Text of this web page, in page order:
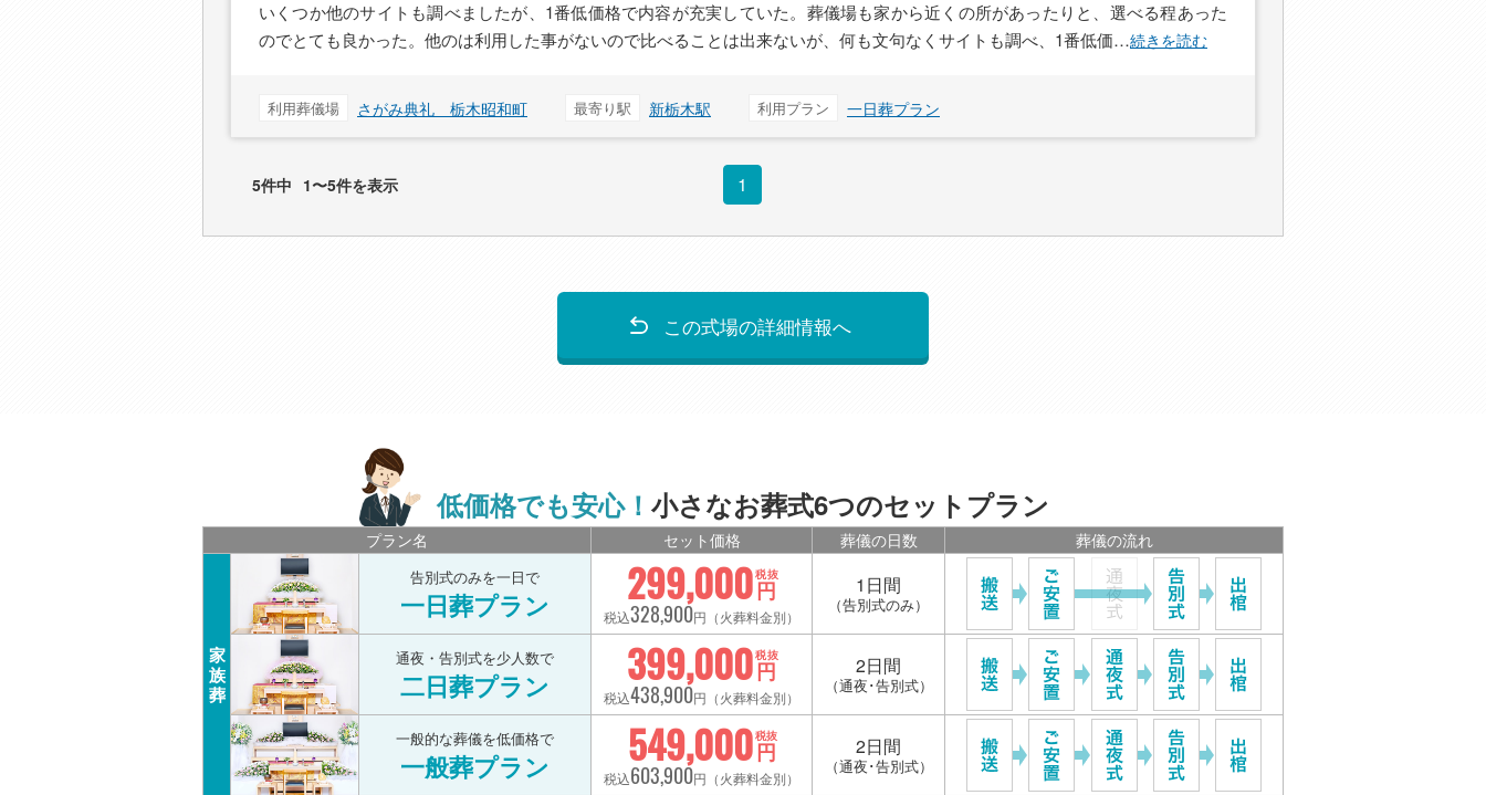
いくつか他のサイトも調べましたが、1番低価格で内容が充実していた。葬儀場も家から近くの所があったりと、選べる程あった
のでとても良かった。他のは利用した事がないので比べることは出来ないが、何も文句なくサイトも調べ、1番低価…続きを読む
利用葬儀場 さがみ典礼 栃木昭和町 最寄り駅 新栃木駅 利用プラン 一日葬プラン
1
5件中 1〜5件を表示
この式場の詳細情報へ
低価格でも安心！ 小さなお葬式6つのセットプラン
プラン名 セット価格 葬儀の日数 葬儀の流れ
家
族
葬
告別式のみを一日で
一日葬プラン 299,000円
税抜
税込328,900円（火葬料金別）
1日間
（告別式のみ）
通夜・告別式を少人数で
二日葬プラン 399,000円
税抜
税込438,900円（火葬料金別）
2日間
（通夜･告別式）
一般的な葬儀を低価格で
一般葬プラン 549,000円
税抜
税込603,900円（火葬料金別）
2日間
（通夜･告別式）